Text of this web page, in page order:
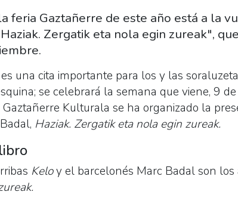
feria Gaztañerre de este año está a la
Zergatik eta nola egin zureak",
una cita importante para los y las
se celebrará la semana que viene, 9
Kulturala se ha organizado la
Haziak. Zergatik eta nola egin zureak.
Keloy el barcelonés Marc Badal son